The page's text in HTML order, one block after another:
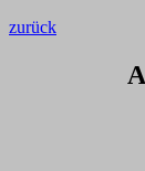
zurück